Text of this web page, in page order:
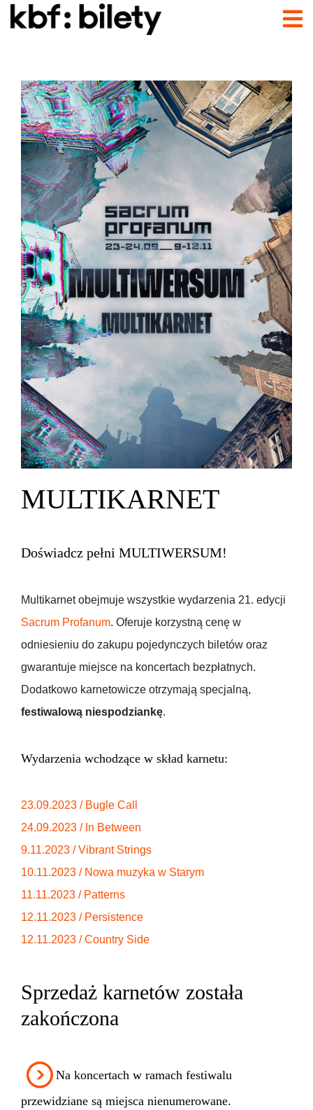
MULTIKARNET
Doświadcz pełni MULTIWERSUM!
Multikarnet obejmuje wszystkie wydarzenia 21. edycji
Sacrum Profanum. Oferuje korzystną cenę w
odniesieniu do zakupu pojedynczych biletów oraz
gwarantuje miejsce na koncertach bezpłatnych.
Dodatkowo karnetowicze otrzymają specjalną,
festiwalową niespodziankę.
Wydarzenia wchodzące w skład karnetu:
23.09.2023 / Bugle Call
24.09.2023 / In Between
9.11.2023 / Vibrant Strings
10.11.2023 / Nowa muzyka w Starym
11.11.2023 / Patterns
12.11.2023 / Persistence
12.11.2023 / Country Side
Sprzedaż karnetów została
zakończona
Na koncertach w ramach festiwalu
przewidziane są miejsca nienumerowane.